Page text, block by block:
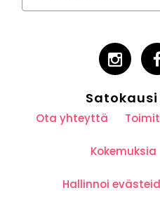
Ota yhteyttä
Kokemuksia
Hallinnoi